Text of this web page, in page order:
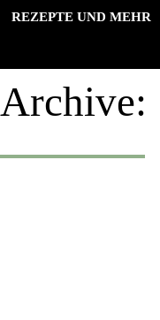
REZEPTE UND MEHR